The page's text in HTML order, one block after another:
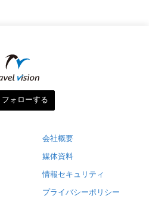
フォローする
会社概要
媒体資料
情報セキュリティ
プライバシーポリシー